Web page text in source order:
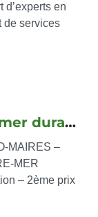
d’experts en
de services
Concours outre-mer durable
MAIRES –
MER
– 2ème prix